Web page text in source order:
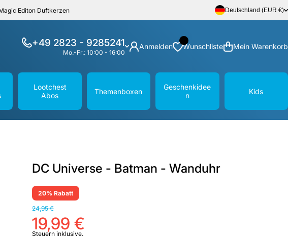
Editon Duftkerzen Deutschland (EUR €)
+49 2823 - 9285241
Mo.-Fr.: 10:00 - 16:00
Anmelden Wunschliste Mein Warenkorb
Lootchest
Abos
Themenboxen
Geschenkidee
n
Kids
DC Universe - Batman - Wanduhr
20% Rabatt
24,95 €
19,99 €
Steuern inklusive.